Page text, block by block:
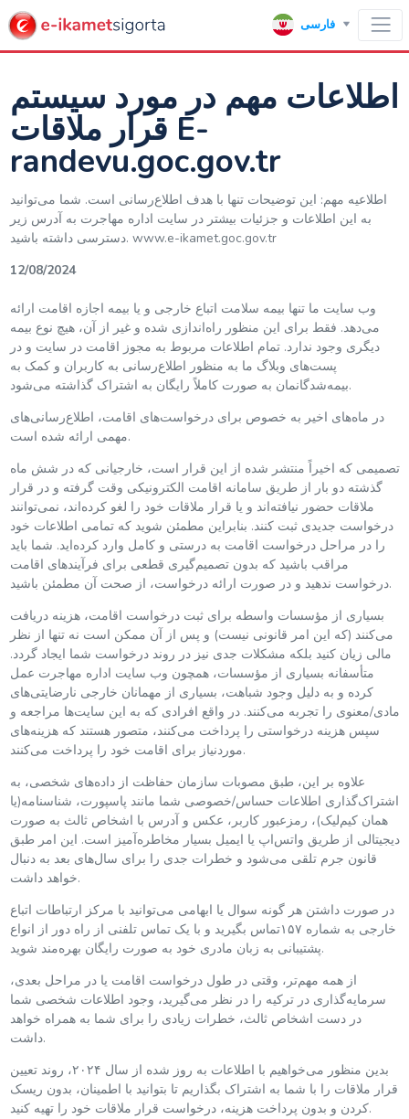
فارسی
اطلاعات مهم در مورد سیستم
قرار ملاقات E-
randevu.goc.gov.tr
اطلاعیه مهم: این توضیحات تنها با هدف اطلاع‌رسانی است. شما می‌توانید
به این اطلاعات و جزئیات بیشتر در سایت اداره مهاجرت به آدرس زیر
دسترسی داشته باشید. www.e-ikamet.goc.gov.tr
12/08/2024
وب سایت ما تنها بیمه سلامت اتباع خارجی و یا بیمه اجازه اقامت ارائه
می‌دهد. فقط برای این منظور راه‌اندازی شده و غیر از آن، هیچ نوع بیمه‌‌
دیگری وجود ندارد. تمام اطلاعات مربوط به مجوز اقامت در سایت و در
پست‌های وبلاگ ما به منظور اطلاع‌رسانی به کاربران و کمک به
بیمه‌شدگانمان به صورت کاملاً رایگان به اشتراک گذاشته می‌شود.
در ماه‌های اخیر به خصوص برای درخواست‌های اقامت، اطلاع‌رسانی‌های
مهمی ارائه شده است.
تصمیمی که اخیراً منتشر شده از این قرار است، خارجیانی که در شش ماه
گذشته دو بار از طریق سامانه اقامت الکترونیکی وقت گرفته و در قرار
ملاقات حضور نیافته‌اند و یا قرار ملاقات خود را لغو کرده‌اند، نمی‌توانند
درخواست جدیدی ثبت کنند. بنابراین مطمئن شوید که تمامی اطلاعات خود
را در مراحل درخواست اقامت به درستی و کامل وارد کرده‌اید. شما باید
مراقب باشید که بدون تصمیم‌گیری قطعی برای فرآیندهای اقامت
درخواست ندهید و در صورت ارائه درخواست، از صحت آن مطمئن باشید.
بسیاری از مؤسسات واسطه برای ثبت درخواست اقامت، هزینه‌ دریافت
می‌کنند (که این امر قانونی نیست) و پس از آن ممکن است نه تنها از نظر
مالی زیان کنید بلکه مشکلات جدی نیز در روند درخواست شما ایجاد گردد.
متأسفانه بسیاری از مؤسسات، همچون وب سایت اداره مهاجرت عمل
کرده و به دلیل وجود شباهت، بسیاری از مهمانان خارجی نارضایتی‌های
مادی/معنوی را تجربه می‌کنند. در واقع افرادی که به این سایت‌ها مراجعه و
سپس هزینه درخواستی را پرداخت می‌کنند، متصور هستند که هزینه‌های
موردنیاز برای اقامت خود را پرداخت می‌کنند.
علاوه بر این، طبق مصوبات سازمان حفاظت از داده‌های شخصی، به
اشتراک‌گذاری اطلاعات حساس/خصوصی شما مانند پاسپورت، شناسنامه(یا
همان کیم‌لیک)، رمزعبور کاربر، عکس و آدرس با اشخاص ثالث به صورت
دیجیتالی از طریق واتس‌اپ یا ایمیل بسیار مخاطره‌آمیز است. این امر طبق
قانون جرم تلقی می‌شود و خطرات جدی را برای سال‌های بعد به دنبال
خواهد داشت.
در صورت داشتن هر گونه سوال یا ابهامی می‌توانید با مرکز ارتباطات اتباع
خارجی به شماره ۱۵۷تماس بگیرید و با یک تماس تلفنی از راه دور از انواع
پشتیبانی به زبان مادری خود به صورت رایگان بهره‌مند شوید.
از همه مهم‌تر، وقتی در طول درخواست اقامت یا در مراحل بعدی،
سرمایه‌گذاری در ترکیه را در نظر می‌گیرید، وجود اطلاعات شخصی شما
در دست اشخاص ثالث، خطرات زیادی را برای شما به همراه خواهد
داشت.
بدین منظور می‌خواهیم با اطلاعات به روز شده از سال ۲۰۲۴، روند تعیین
قرار ملاقات را با شما به اشتراک بگذاریم تا بتوانید با اطمینان، بدون ریسک
کردن و بدون پرداخت هزینه، درخواست قرار ملاقات خود را تهیه کنید.